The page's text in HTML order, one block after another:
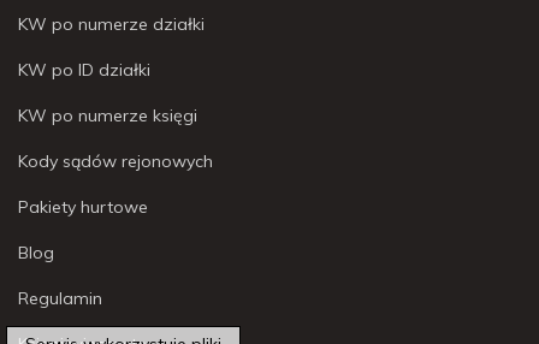
KW po numerze działki
KW po ID działki
KW po numerze księgi
Kody sądów rejonowych
Pakiety hurtowe
Blog
Regulamin